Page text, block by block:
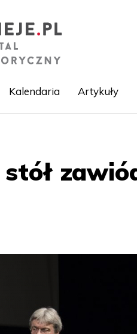
Kalendaria Artykuły